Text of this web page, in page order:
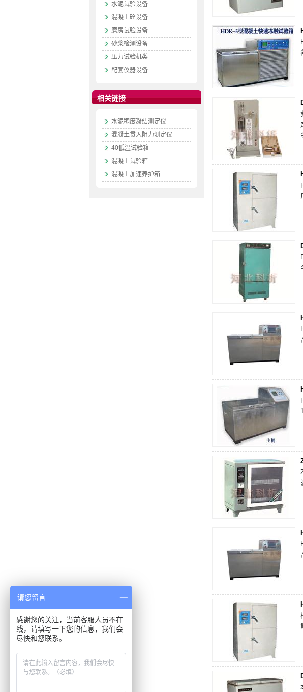
水泥试验设备
混凝土砼设备
磨房试验设备
砂浆检测设备
压力试验机类
配套仪器设备
相关链接
水泥稠度凝结测定仪
混凝土贯入阻力测定仪
40低温试验箱
混凝土试验箱
混凝土加速养护箱
请您留言
感谢您的关注，当前客服人员不在
线，请填写一下您的信息，我们会
尽快和您联系。